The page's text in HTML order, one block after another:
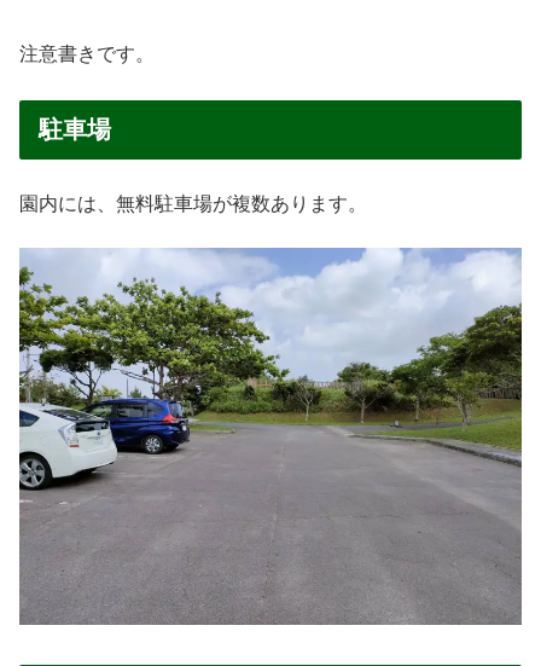
注意書きです。
駐車場
園内には、無料駐車場が複数あります。